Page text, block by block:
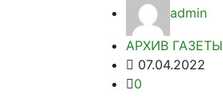
admin
АРХИВ ГАЗЕТЫ
07.04.2022
0